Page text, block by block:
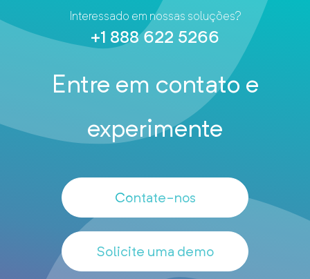
Interessado em nossas soluções?
+1 888 622 5266
Entre em contato e
experimente
Contate-nos
Solicite uma demo